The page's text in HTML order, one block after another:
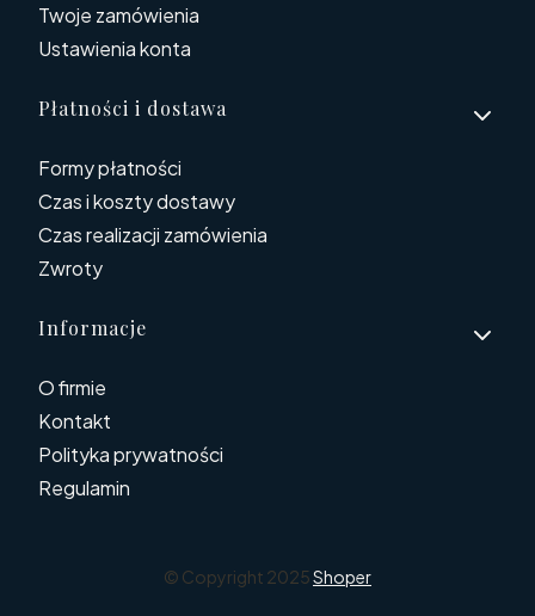
Twoje zamówienia
Ustawienia konta
Płatności i dostawa
Formy płatności
Czas i koszty dostawy
Czas realizacji zamówienia
Zwroty
Informacje
O firmie
Kontakt
Polityka prywatności
Regulamin
© Copyright 2025Shoper